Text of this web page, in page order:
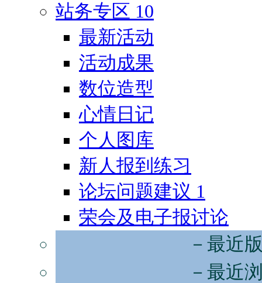
站务专区 10
最新活动
活动成果
数位造型
心情日记
个人图库
新人报到练习
论坛问题建议 1
荣会及电子报讨论
－最近
－最近